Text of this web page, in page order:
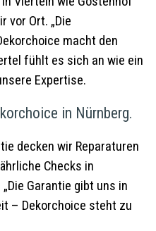
vor Ort. „Die
macht den
fühlt es sich an wie ein
Expertise.
in Nürnberg.
decken wir Reparaturen
Checks in
Garantie gibt uns in
– Dekorchoice steht zu